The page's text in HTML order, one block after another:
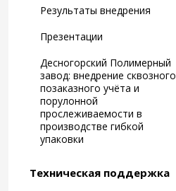
Результаты внедрения
Презентации
Десногорский Полимерный
завод: внедрение сквозного
позаказного учёта и
порулонной
прослеживаемости в
производстве гибкой
упаковки
Техническая поддержка